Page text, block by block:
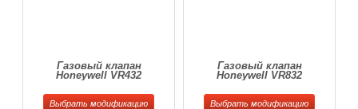
Газовый клапан
Honeywell VR432
Выбрать модификацию
Газовый клапан
Honeywell VR832
Выбрать модификацию